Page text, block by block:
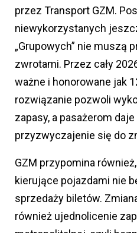
przez Transport GZM.
niewykorzystanych
„Grupowych” nie muszą
zwrotami. Przez cały
ważne i honorowane jak
rozwiązanie pozwoli
zapasy, a pasażerom
przyzwyczajenie się do
GZM przypomina
kierujące pojazdami nie
sprzedaży biletów.
również ujednolicenie